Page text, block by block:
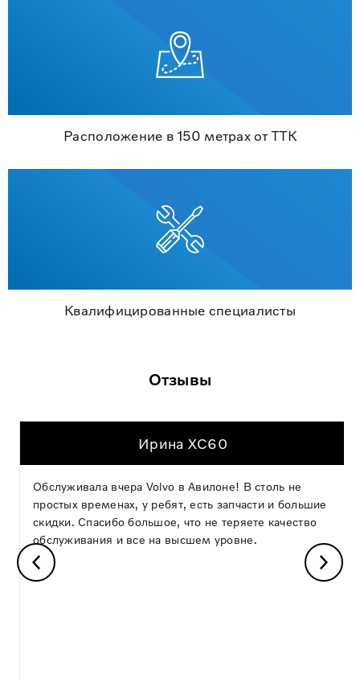
Расположение в 150 метрах от ТТК
Квалифицированные специалисты
Отзывы
Ирина XC60
Обслуживала вчера Volvo в Авилоне! В столь не
простых временах, у ребят, есть запчасти и большие
скидки. Спасибо большое, что не теряете качество
обслуживания и все на высшем уровне.